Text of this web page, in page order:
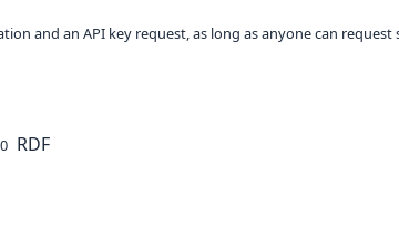
and an API key request, as long as anyone can
0 RDF